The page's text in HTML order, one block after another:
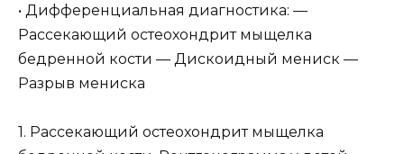
• Дифференциальная диагностика: —
Рассекающий остеохондрит мыщелка
бедренной кости — Дискоидный мениск —
Разрыв мениска
1. Рассекающий остеохондрит мыщелка